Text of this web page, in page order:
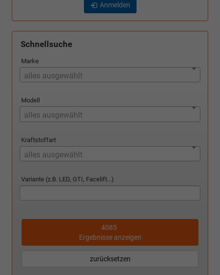
Anmelden
Schnellsuche
Marke
alles ausgewählt
Modell
alles ausgewählt
Kraftstoffart
alles ausgewählt
Variante (z.B. LED, GTI, Facelift...)
4085
Ergebnisse anzeigen
zurücksetzen